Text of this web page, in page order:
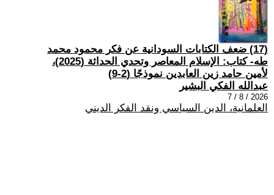
(17) ضعف الكتابات السودانية عن فكر محمود محمد
طه- كتاب: الإسلام المعاصر وتحدي الحداثة (2025)،
لأمين حامد زين العابدين نموذجًا (2-9)
عبدالله الفكي البشير
2026 / 8 / 7
العلمانية، الدين السياسي ونقد الفكر الديني